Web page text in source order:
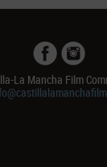
La Mancha Film